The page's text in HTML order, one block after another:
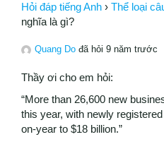
Hỏi đáp tiếng Anh › Thể loại
nghĩa là gì?
Quang Do đã hỏi 9 năm trước
Thầy ơi cho em hỏi:
“More than 26,600 new
this year, with newly
on-year to $18 billion.”